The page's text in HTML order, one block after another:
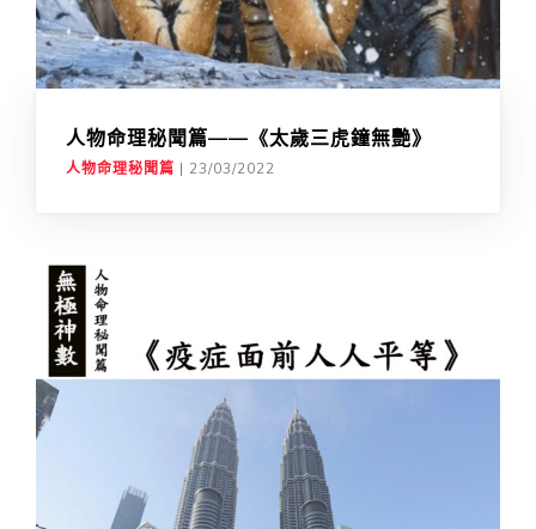
人物命理秘聞篇——《太歲三虎鐘無艷》
人物命理秘聞篇 | 23/03/2022